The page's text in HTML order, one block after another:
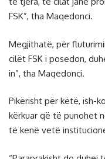
FSK”, tha Maqedonci.
Megjithatë, për
cilët FSK i posedon,
in”, tha Maqedonci.
Pikërisht për këtë, ish-
kërkuar që të punohet
të kenë vetë